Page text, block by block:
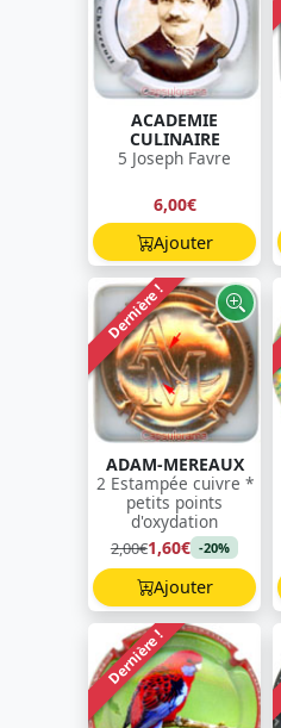
ACADEMIE
CULINAIRE
5 Joseph Favre
6,00€
Ajouter
Dernière !
ADAM-MEREAUX
2 Estampée cuivre *
petits points
d'oxydation
2,00€1,60€ -20%
Ajouter
Dernière !